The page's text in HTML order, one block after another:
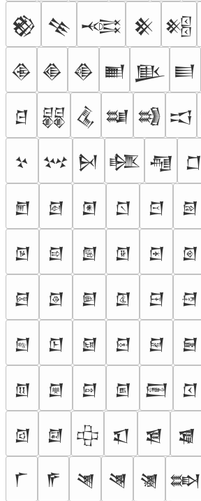
𒆙 𒆚 𒆛 𒆜 𒆝
𒆡 𒆢 𒆣 𒆤 𒆥 𒆦
𒆪 𒆫 𒆬 𒆭 𒆮 𒆯
𒆳 𒆴 𒆵 𒆶 𒆷 𒆸
𒆼 𒆽 𒆾 𒆿 𒇀 𒇁
𒇅 𒇆 𒇇 𒇈 𒇉 𒇊
𒇎 𒇏 𒇐 𒇑 𒇒 𒇓
𒇗 𒇘 𒇙 𒇚 𒇛 𒇜
𒇠 𒇡 𒇢 𒇣 𒇤 𒇥
𒇩 𒇪 𒇫 𒇬 𒇭 𒇮
𒇲 𒇳 𒇴 𒇵 𒇶 𒇷